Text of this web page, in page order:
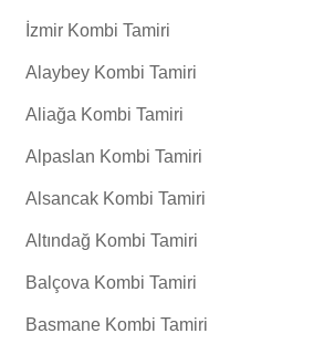
İzmir Kombi Tamiri
Alaybey Kombi Tamiri
Aliağa Kombi Tamiri
Alpaslan Kombi Tamiri
Alsancak Kombi Tamiri
Altındağ Kombi Tamiri
Balçova Kombi Tamiri
Basmane Kombi Tamiri